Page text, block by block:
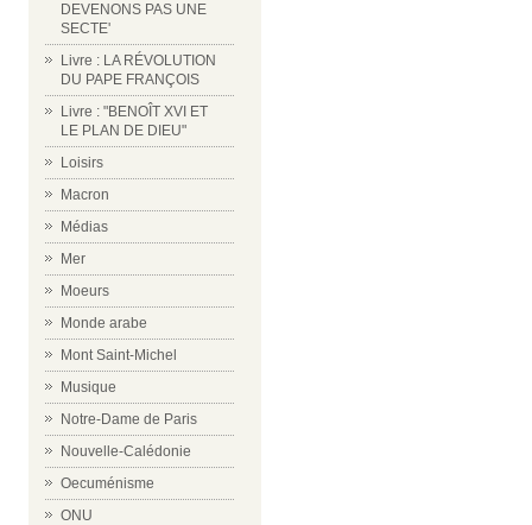
DEVENONS PAS UNE
SECTE'
Livre : LA RÉVOLUTION
DU PAPE FRANÇOIS
Livre : "BENOÎT XVI ET
LE PLAN DE DIEU"
Loisirs
Macron
Médias
Mer
Moeurs
Monde arabe
Mont Saint-Michel
Musique
Notre-Dame de Paris
Nouvelle-Calédonie
Oecuménisme
ONU